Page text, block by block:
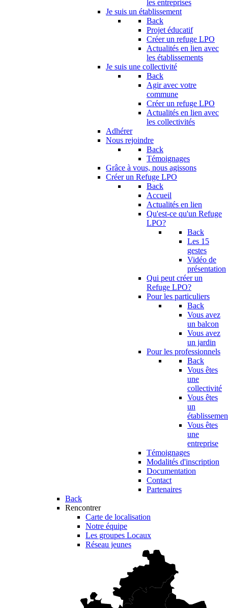
les entreprises
Je suis un établissement
Back
Projet éducatif
Créer un refuge LPO
Actualités en lien avec
les établissements
Je suis une collectivité
Back
Agir avec votre
commune
Créer un refuge LPO
Actualités en lien avec
les collectivités
Adhérer
Nous rejoindre
Back
Témoignages
Grâce à vous, nous agissons
Créer un Refuge LPO
Back
Accueil
Actualités en lien
Qu'est-ce qu'un Refuge
LPO?
Back
Les 15
gestes
Vidéo de
présentation
Qui peut créer un
Refuge LPO?
Pour les particuliers
Back
Vous avez
un balcon
Vous avez
un jardin
Pour les professionnels
Back
Vous êtes
une
collectivité
Vous êtes
un
Vous êtes
une
entreprise
Témoignages
Modalités d'inscription
Documentation
Contact
Partenaires
Back
Rencontrer
Carte de localisation
Notre équipe
Les groupes Locaux
Réseau jeunes